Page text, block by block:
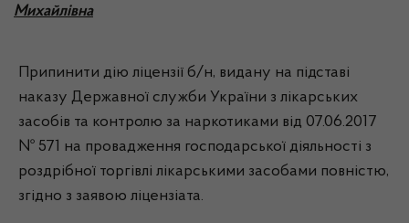
Михайлівна
Припинити дію ліцензії б/н, видану на підставі
наказу Державної служби України з лікарських
засобів та контролю за наркотиками від 07.06.2017
№ 571 на провадження господарської діяльності з
роздрібної торгівлі лікарськими засобами повністю,
згідно з заявою ліцензіата.